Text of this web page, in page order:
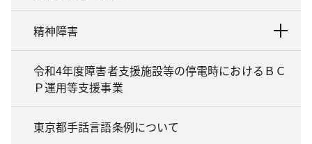
精神障害
令和4年度障害者支援施設等の停電時におけるＢＣ
Ｐ運用等支援事業
東京都手話言語条例について